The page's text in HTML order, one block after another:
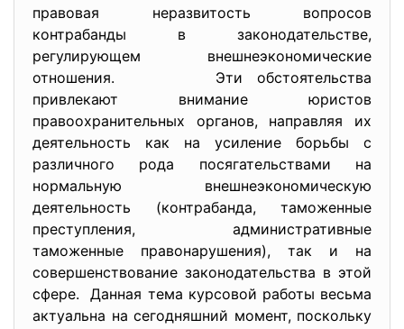
правовая неразвитость вопросов
контрабанды в законодательстве,
регулирующем внешнеэкономические
отношения. Эти обстоятельства
привлекают внимание юристов
правоохранительных органов, направляя их
деятельность как на усиление борьбы с
различного рода посягательствами на
нормальную внешнеэкономическую
деятельность (контрабанда, таможенные
преступления, административные
таможенные правонарушения), так и на
совершенствование законодательства в этой
сфере. Данная тема курсовой работы весьма
актуальна на сегодняшний момент, поскольку